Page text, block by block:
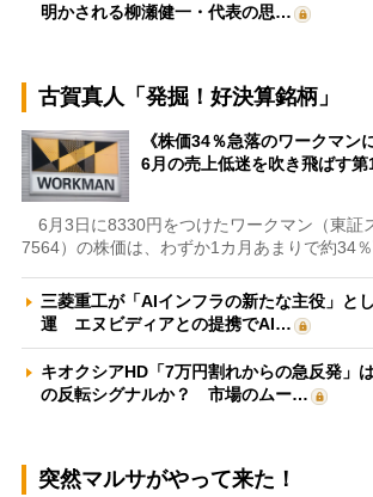
明かされる柳瀬健一・代表の思…
古賀真人「発掘！好決算銘柄」
《株価34％急落のワークマン
6月の売上低迷を吹き飛ばす
6月3日に8330円をつけたワークマン（東証
7564）の株価は、わずか1カ月あまりで約34
三菱重工が「AIインフラの新たな主役」と
運 エヌビディアとの提携でAI…
キオクシアHD「7万円割れからの急反発」
の反転シグナルか？ 市場のムー…
突然マルサがやって来た！